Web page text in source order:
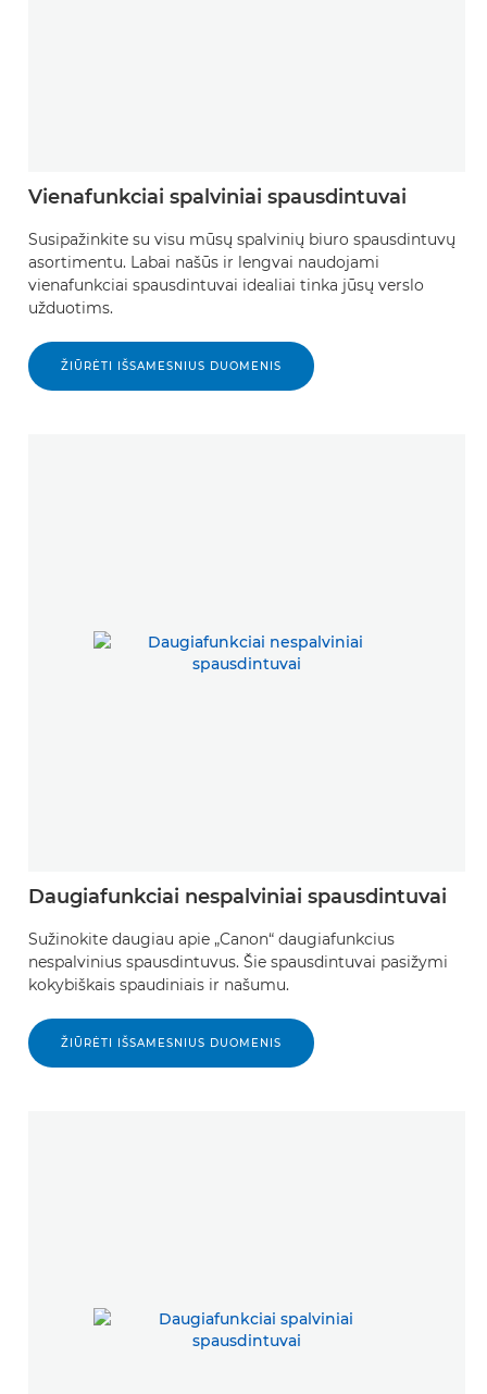
Vienafunkciai spalviniai spausdintuvai
Susipažinkite su visu mūsų spalvinių biuro spausdintuvų
asortimentu. Labai našūs ir lengvai naudojami
vienafunkciai spausdintuvai idealiai tinka jūsų verslo
užduotims.
ŽIŪRĖTI IŠSAMESNIUS DUOMENIS
Daugiafunkciai nespalviniai spausdintuvai
Sužinokite daugiau apie „Canon“ daugiafunkcius
nespalvinius spausdintuvus. Šie spausdintuvai pasižymi
kokybiškais spaudiniais ir našumu.
ŽIŪRĖTI IŠSAMESNIUS DUOMENIS